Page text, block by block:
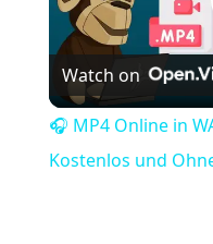
Watch on
🎧 MP4 Online in
Kostenlos und